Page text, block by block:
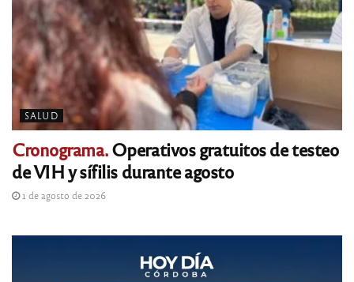
SALUD
Cronograma.Operativos gratuitos de testeo
de VIH y sífilis durante agosto
1 de agosto de 2026